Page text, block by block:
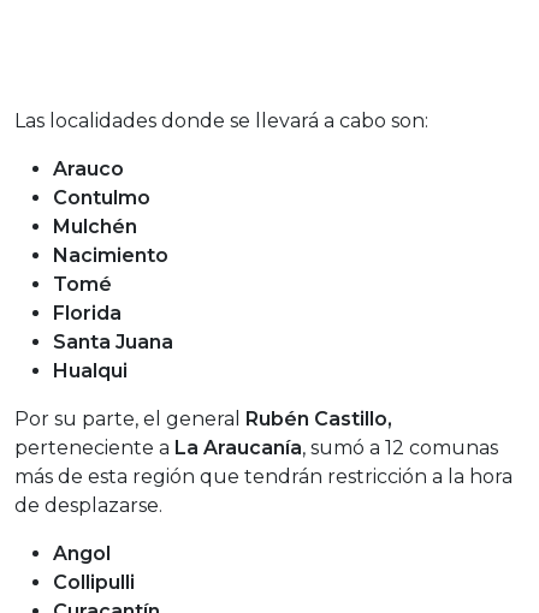
Las localidades donde se llevará a cabo son:
Arauco
Contulmo
Mulchén
Nacimiento
Tomé
Florida
Santa Juana
Hualqui
Por su parte, el general Rubén Castillo,
perteneciente a La Araucanía, sumó a 12 comunas
más de esta región que tendrán restricción a la hora
de desplazarse.
Angol
Collipulli